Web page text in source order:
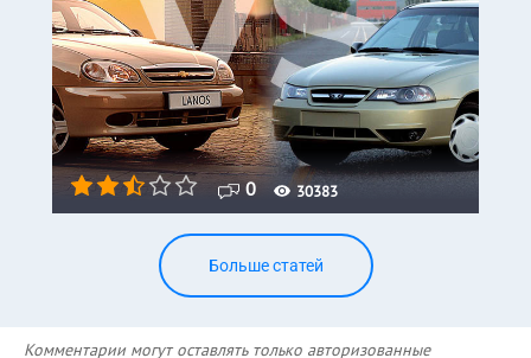
0 30383
Больше статей
Комментарии могут оставлять только авторизованные